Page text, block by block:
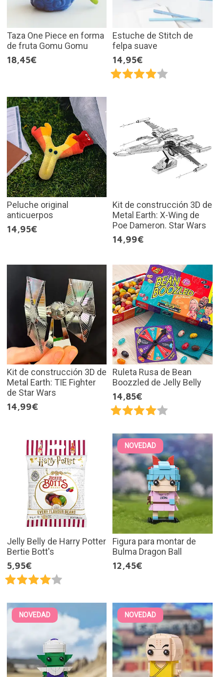
Taza One Piece en forma
de fruta Gomu Gomu
18,45€
Estuche de Stitch de
felpa suave
14,95€
Peluche original
anticuerpos
14,95€
Kit de construcción 3D de
Metal Earth: X-Wing de
Poe Dameron. Star Wars
14,99€
Kit de construcción 3D de
Metal Earth: TIE Fighter
de Star Wars
14,99€
Ruleta Rusa de Bean
Boozzled de Jelly Belly
14,85€
Jelly Belly de Harry Potter
Bertie Bott's
5,95€
NOVEDAD
Figura para montar de
Bulma Dragon Ball
12,45€
NOVEDAD NOVEDAD